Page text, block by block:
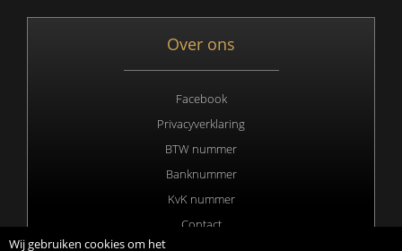
Over ons
Facebook
Privacyverklaring
BTW nummer
Banknummer
KvK nummer
Contact
Wij gebruiken cookies om het